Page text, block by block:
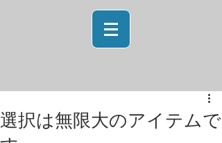
選択は無限大のアイテムで